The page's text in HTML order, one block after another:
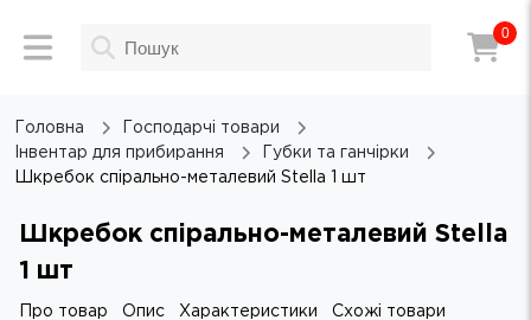
0
Головна
Господарчі товари
Інвентар для прибирання
Губки та ганчірки
Шкребок спірально-металевий Stella 1 шт
Шкребок спірально-металевий Stella
1 шт
Про товар Опис Характеристики Схожі товари